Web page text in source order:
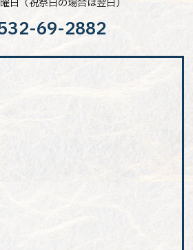
（祝祭日の場合は翌日）
69-2882